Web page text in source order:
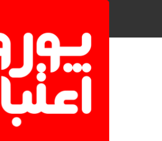
صفحه نخست سیاسی
رفع